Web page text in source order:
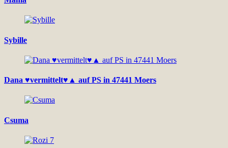
Sybille
Dana ♥vermittelt♥▲ auf PS in 47441 Moers
Csuma